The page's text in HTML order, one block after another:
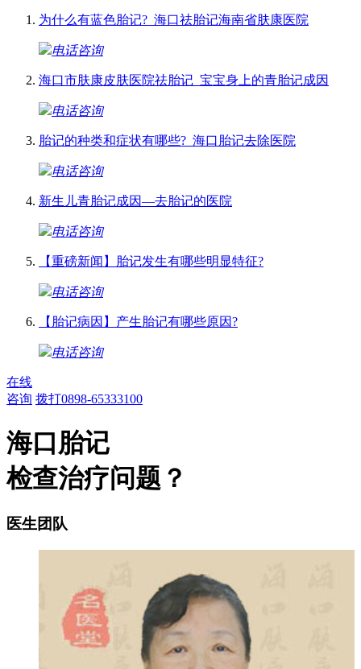
为什么有蓝色胎记?_海口祛胎记海南省肤康医院
电话咨询
海口市肤康皮肤医院祛胎记_宝宝身上的青胎记成因
电话咨询
胎记的种类和症状有哪些?_海口胎记去除医院
电话咨询
新生儿青胎记成因—去胎记的医院
电话咨询
【重磅新闻】胎记发生有哪些明显特征?
电话咨询
【胎记病因】产生胎记有哪些原因?
电话咨询
在线
咨询 拨打0898-65333100
海口胎记
检查治疗问题？
医生团队